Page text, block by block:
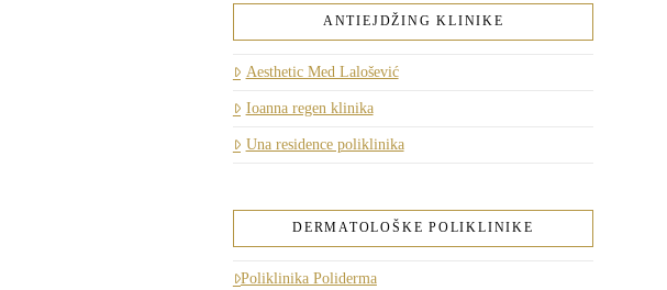
ANTIEJDŽING KLINIKE
Aesthetic Med Lalošević
Ioanna regen klinika
Una residence poliklinika
DERMATOLOŠKE POLIKLINIKE
Poliklinika Poliderma